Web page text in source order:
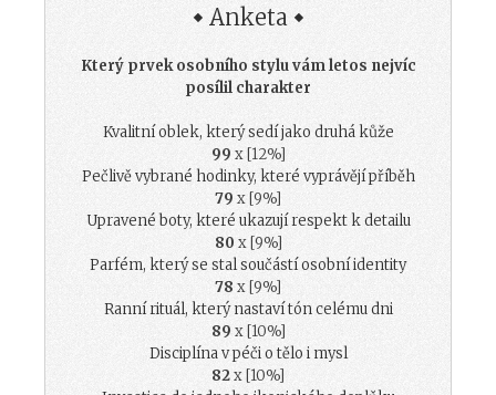
Anketa
Který prvek osobního stylu vám letos nejvíc
posílil charakter
Kvalitní oblek, který sedí jako druhá kůže
99 x [12%]
Pečlivě vybrané hodinky, které vyprávějí příběh
79 x [9%]
Upravené boty, které ukazují respekt k detailu
80 x [9%]
Parfém, který se stal součástí osobní identity
78 x [9%]
Ranní rituál, který nastaví tón celému dni
89 x [10%]
Disciplína v péči o tělo i mysl
82x [10%]